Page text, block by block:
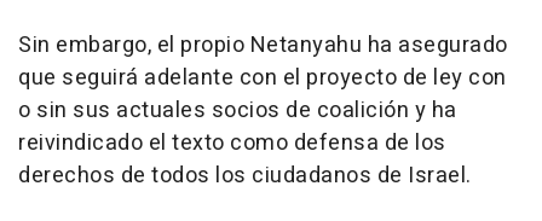
Sin embargo, el propio Netanyahu ha asegurado
que seguirá adelante con el proyecto de ley con
o sin sus actuales socios de coalición y ha
reivindicado el texto como defensa de los
derechos de todos los ciudadanos de Israel.